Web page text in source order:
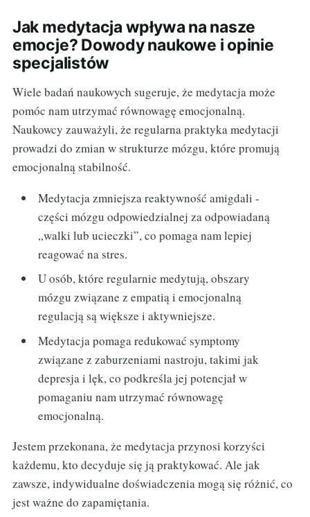
Jak medytacja wpływa na nasze
emocje? Dowody naukowe i opinie
specjalistów
Wiele badań naukowych sugeruje, że medytacja może
pomóc nam utrzymać równowagę emocjonalną.
Naukowcy zauważyli, że regularna praktyka medytacji
prowadzi do zmian w strukturze mózgu, które promują
emocjonalną stabilność.
Medytacja zmniejsza reaktywność amigdali -
części mózgu odpowiedzialnej za odpowiadaną
„walki lub ucieczki”, co pomaga nam lepiej
reagować na stres.
U osób, które regularnie medytują, obszary
mózgu związane z empatią i emocjonalną
regulacją są większe i aktywniejsze.
Medytacja pomaga redukować symptomy
związane z zaburzeniami nastroju, takimi jak
depresja i lęk, co podkreśla jej potencjał w
pomaganiu nam utrzymać równowagę
emocjonalną.
Jestem przekonana, że medytacja przynosi korzyści
każdemu, kto decyduje się ją praktykować. Ale jak
zawsze, indywidualne doświadczenia mogą się różnić, co
jest ważne do zapamiętania.